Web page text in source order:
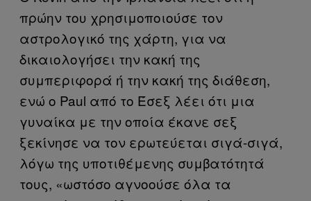
πρώην του χρησιμοποιούσε τον
αστρολογικό της χάρτη, για να
δικαιολογήσει την κακή της
συμπεριφορά ή την κακή της διάθεση,
ενώ ο Paul από το Έσεξ λέει ότι μια
γυναίκα με την οποία έκανε σεξ
ξεκίνησε να τον ερωτεύεται σιγά-σιγά,
λόγω της υποτιθέμενης συμβατότητά
τους, «ωστόσο αγνοούσε όλα τα